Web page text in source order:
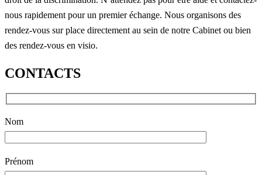
nous rapidement pour un premier échange. Nous organisons des
rendez-vous sur place directement au sein de notre Cabinet ou bien
des rendez-vous en visio.
CONTACTS
Nom
Prénom